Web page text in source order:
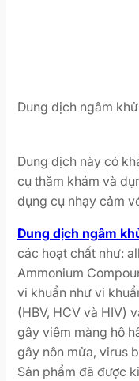
Dung dịch ngâm
Dung dịch này có
cụ thăm khám và
dụng cụ nhạy cảm
Dung dịch ngâm
các hoạt chất như:
Ammonium
vi khuẩn như vi
(HBV, HCV và HIV)
gây viêm màng hô
gây nôn mửa, virus
Sản phẩm đã được